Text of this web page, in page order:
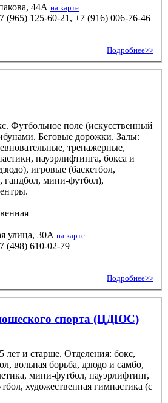
44А на карте
(965) 125-60-21, +7 (916) 006-76-46
Подробнее>>
Футбольное поле (искусственный
Беговые дорожки. Залы:
тренажерные,
пауэрлифтинга, бокса и
игровые (баскетбол,
гандбол, мини-футбол),
улица, 30А на карте
(498) 610-02-79
Подробнее>>
спорта (ЦДЮС)
лет и старше. Отделения: бокс,
вольная борьба, дзюдо и самбо,
мини-футбол, пауэрлифтинг,
художественная гимнастика (с